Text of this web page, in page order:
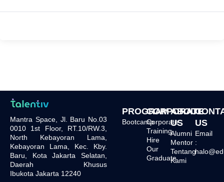
Mantra Space, Jl. Baru No.03
0010 1st Floor, RT.10/RW.3,
North Kebayoran Lama,
Kebayoran Lama, Kec. Kby.
Baru, Kota Jakarta Selatan,
Daerah Khusus
Ibukota Jakarta 12240
PROGRAM
Bootcamp
CORPORATE
Corporate
Training
Hire
Our
Graduate
ABOUT
US
Alumni
Mentor
Tentang
Kami
US
Email
: